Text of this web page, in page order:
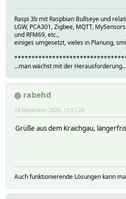
Raspi 3b mit Raspbian Bullseye und
LGW, PCA301, Zigbee, MQTT,
und RFM69, etc.,
einiges umgesetzt, vieles in Planung,
...man wächst mit der Herausforderung...
rabehd
18 Dezember 2025, 13:51:23
Grüße aus dem Kraichgau,
Auch funktionierende Lösungen kann